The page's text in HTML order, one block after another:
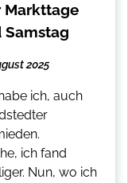
Markttage
Samstag
2025
ich, auch
ich fand
Nun, wo ich